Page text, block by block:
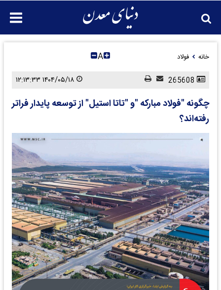
خانه فولاد A
چگونه "فولاد مبارکه "و "تاتا استیل" از توسعه پایدار فراتر
رفته‌اند؟